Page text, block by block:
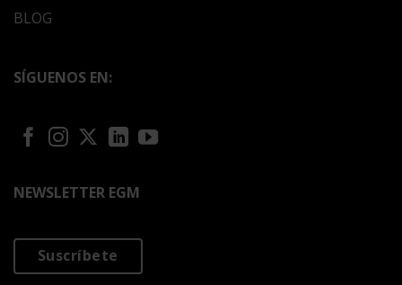
BLOG
SÍGUENOS EN:
NEWSLETTER EGM
Suscríbete